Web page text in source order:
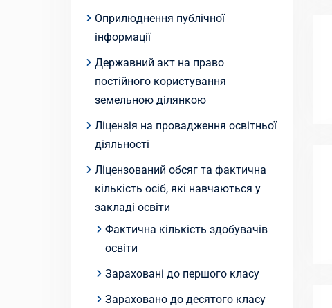
Оприлюднення публічної
інформації
Державний акт на право
постійного користування
земельною ділянкою
Ліцензія на провадження освітньої
діяльності
Ліцензований обсяг та фактична
кількість осіб, які навчаються у
закладі освіти
Фактична кількість здобувачів
освіти
Зараховані до першого класу
Зараховано до десятого класу